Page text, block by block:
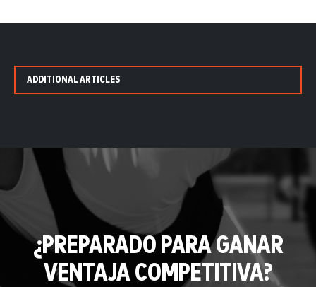
ADDITIONAL ARTICLES
¿PREPARADO PARA GANAR
VENTAJA COMPETITIVA?